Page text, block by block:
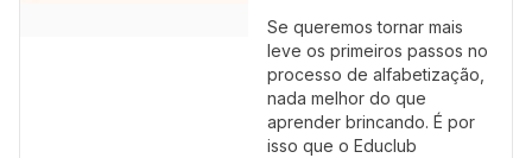
Se queremos tornar mais
leve os primeiros passos no
processo de alfabetização,
nada melhor do que
aprender brincando. É por
isso que o Educlub